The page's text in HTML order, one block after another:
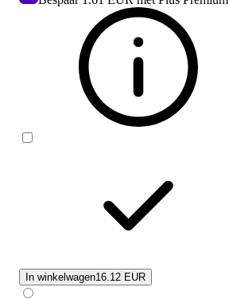
In winkelwagen16.12 EUR